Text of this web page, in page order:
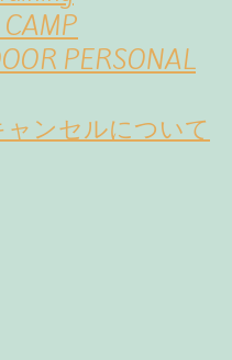
PERSONAL
ンセルについて